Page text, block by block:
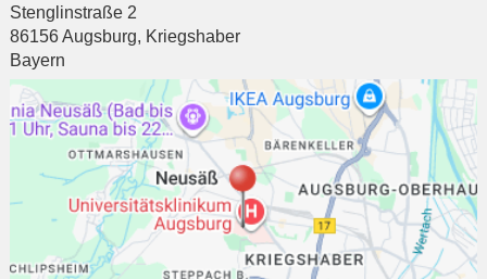
Stenglinstraße 2
86156Augsburg, Kriegshaber
Bayern